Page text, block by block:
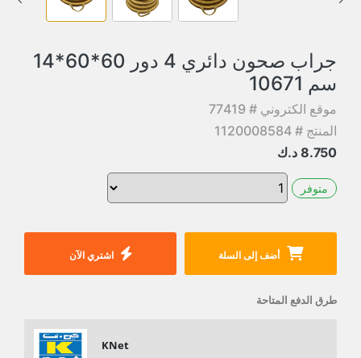
جراب صحون دائري 4 دور 60*60*14
سم 10671
موقع الكتروني # 77419
المنتج # 1120008584
8.750 د.ك
متوفر
أضف إلى السلة اشتري الآن
طرق الدفع المتاحة
KNet